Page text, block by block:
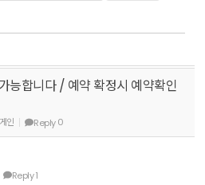
능합니다 / 예약 확정시 예약확인
인 Reply0
Reply1